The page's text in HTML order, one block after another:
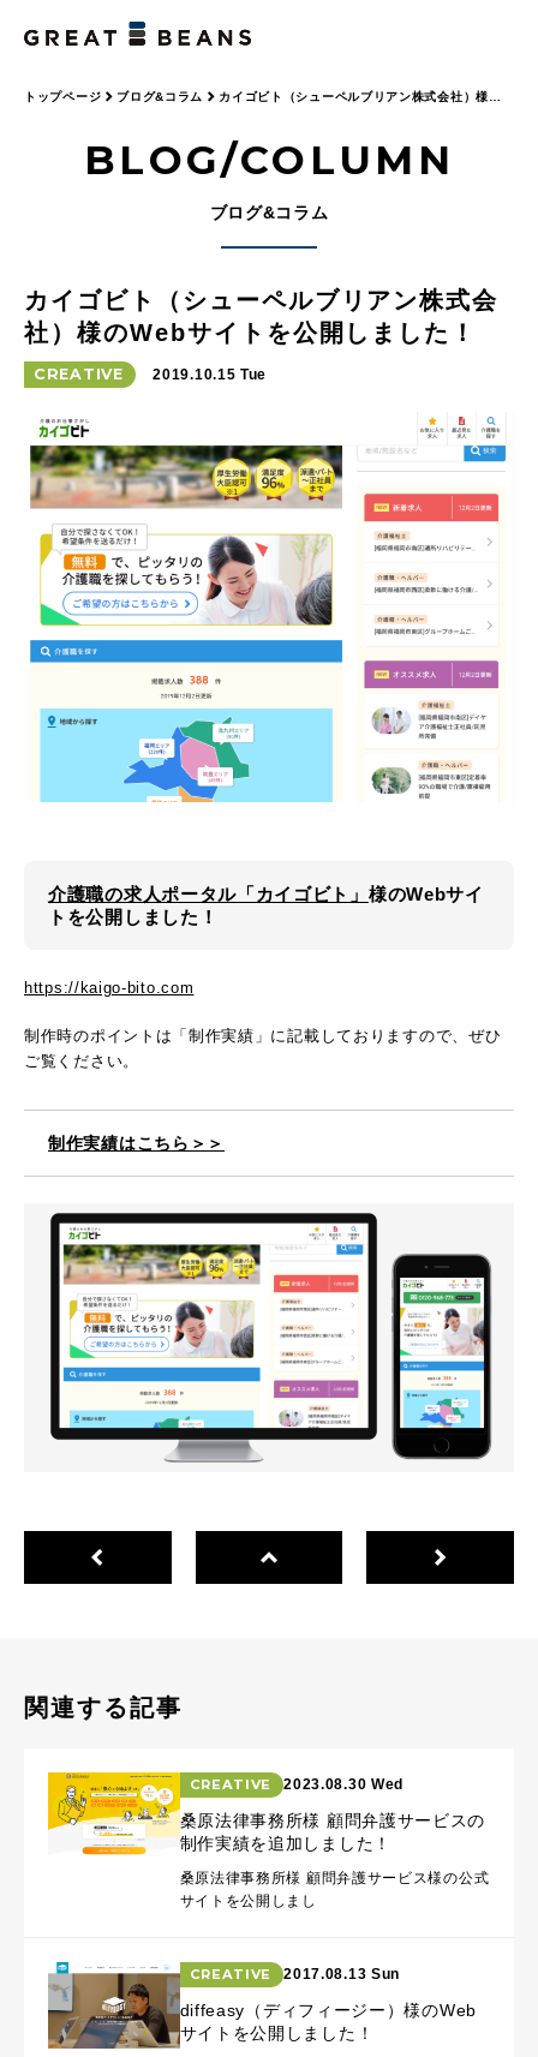
トップページ ブログ&コラム
カイゴビト（シューペルブリアン株式会社）様の
BLOG/COLUMN
ブログ&コラム
カイゴビト（シューペルブリアン株式会
社）様のWebサイトを公開しました！
CREATIVE 2019.10.15 Tue
介護職の求人ポータル「カイゴビト」 様のWebサイ
トを公開しました！
https://kaigo-bito.com
制作時のポイントは「制作実績」に記載しておりますので、ぜひ
ご覧ください。
制作実績はこちら＞＞
関連する記事
CREATIVE 2023.08.30 Wed
桑原法律事務所様 顧問弁護サービスの
制作実績を追加しました！
桑原法律事務所様 顧問弁護サービス様の公式
サイトを公開しまし
CREATIVE 2017.08.13 Sun
diffeasy（ディフィージー）様のWeb
サイトを公開しました！